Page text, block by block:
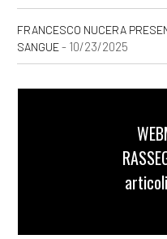
FRANCESCO NUCERA
SANGUE- 10/23/2025